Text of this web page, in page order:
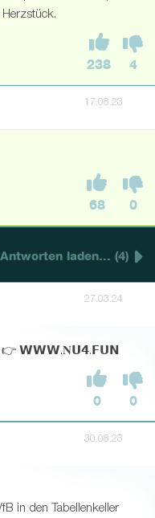
238 4
17.08.23
68 0
laden... (4)
27.03.24
👉 𝗪𝗪𝗪.𝐍𝗨𝟰.𝗙𝗨𝗡
0 0
30.08.23
in den Tabellenkeller